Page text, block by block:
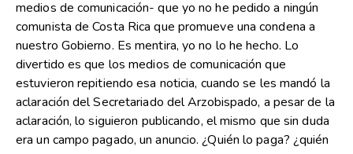
medios de comunicación- que yo no he pedido a ningún
comunista de Costa Rica que promueve una condena a
nuestro Gobierno. Es mentira, yo no lo he hecho. Lo
divertido es que los medios de comunicación que
estuvieron repitiendo esa noticia, cuando se les mandó la
aclaración del Secretariado del Arzobispado, a pesar de la
aclaración, lo siguieron publicando, el mismo que sin duda
era un campo pagado, un anuncio. ¿Quién lo paga? ¿quién